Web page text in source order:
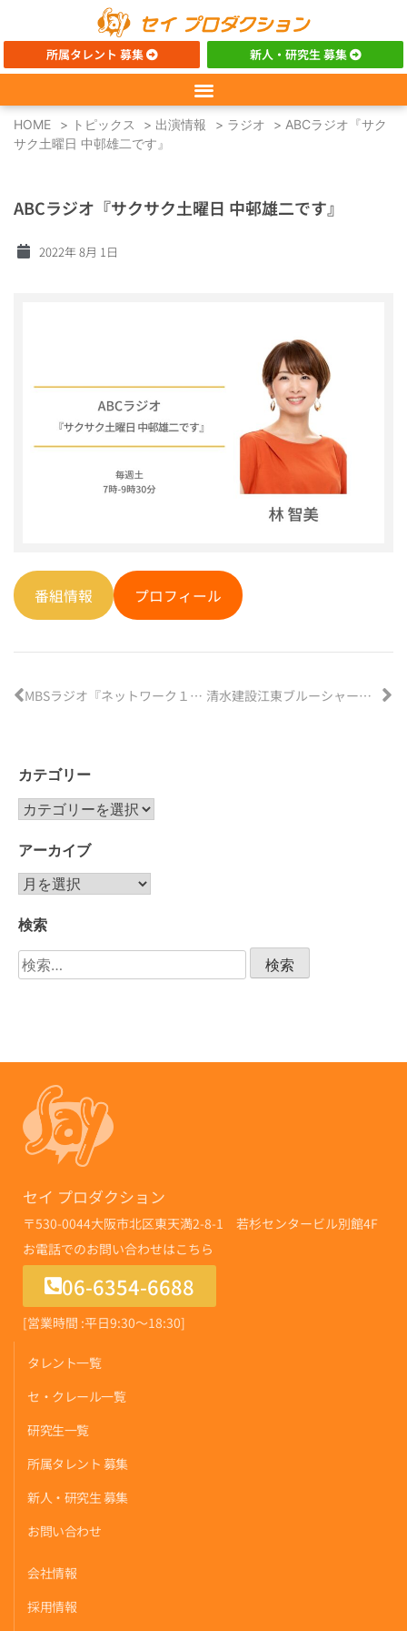
所属タレント 募集 新人・研究生 募集
HOME > トピックス > 出演情報 > ラジオ > ABCラジオ『サク
サク土曜日 中邨雄二です』
ABCラジオ『サクサク土曜日 中邨雄二です』
2022年 8月 1日
番組情報 プロフィール
MBSラジオ『ネットワーク１・１７』 清水建設江東ブルーシャークス『スタジアムMC』
カテゴリー
アーカイブ
検索
セイ プロダクション
〒530-0044大阪市北区東天満2-8-1 若杉センタービル別館4F
お電話でのお問い合わせはこちら
06-6354-6688
[営業時間 :平日9:30〜18:30]
タレント一覧
セ・クレール一覧
研究生一覧
所属タレント 募集
新人・研究生 募集
お問い合わせ
会社情報
採用情報